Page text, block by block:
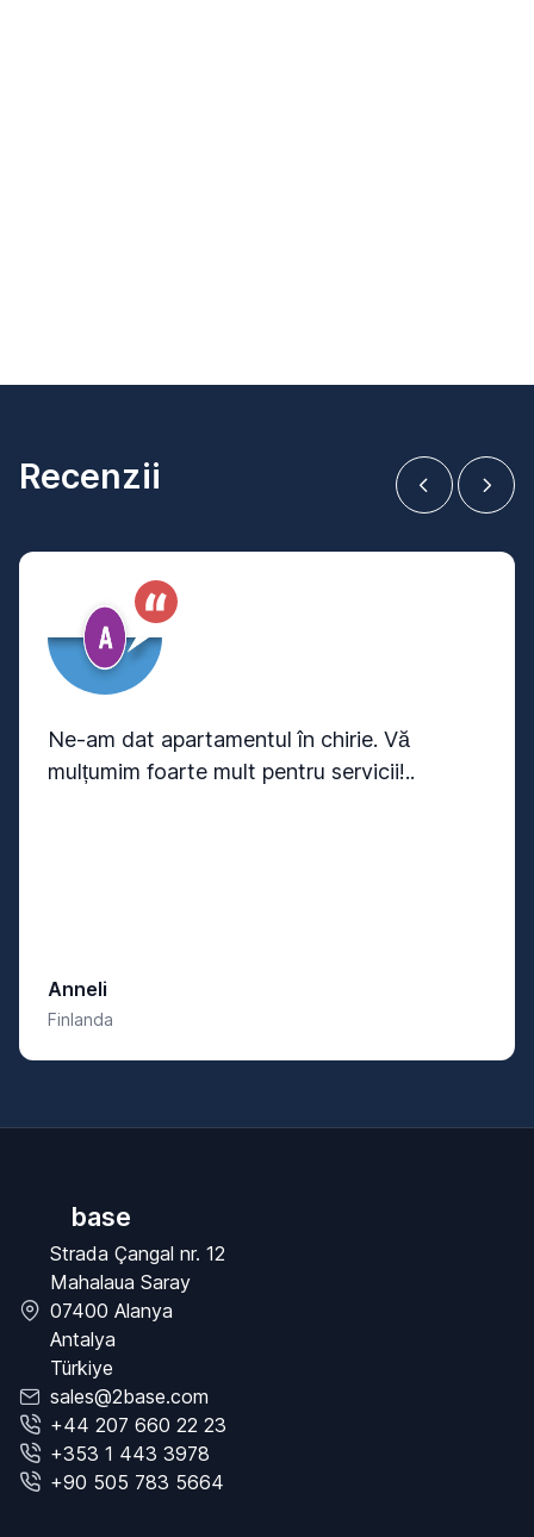
Recenzii
Ne-am dat apartamentul în chirie. Vă
mulțumim foarte mult pentru servicii!..
Anneli
Finlanda
base
Strada Çangal nr. 12
Mahalaua Saray
07400 Alanya
Antalya
Türkiye
sales@2base.com
+44 207 660 22 23
+353 1 443 3978
+90 505 783 5664